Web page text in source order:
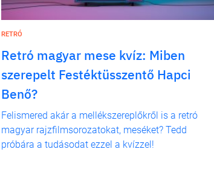
RETRÓ
Retró magyar mese kvíz: Miben
szerepelt Festéktüsszentő Hapci
Benő?
Felismered akár a mellékszereplőkről is a retró
magyar rajzfilmsorozatokat, meséket? Tedd
próbára a tudásodat ezzel a kvízzel!